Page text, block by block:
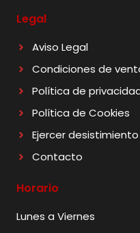
Legal
Aviso Legal
Condiciones de
Política de
Política de Cookies
Ejercer desistimiento
Contacto
Horario
Lunes a Viernes